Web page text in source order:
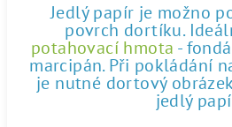
Jedlý papír je možno
povrch dortíku.
potahovací hmota -
marcipán. Při pokládání
je nutné dortový
jedlý